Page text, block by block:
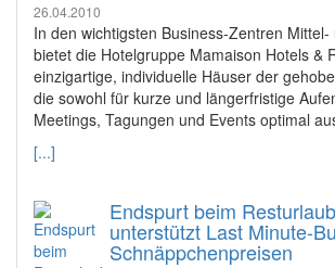
26.04.2010
In den wichtigsten Business-Zentren
bietet die Hotelgruppe Mamaison Hotels &
einzigartige, individuelle Häuser der
die sowohl für kurze und längerfristige
Meetings, Tagungen und Events optimal
[...]
Endspurt beim
unterstützt Last Minute-
Schnäppchenpreisen